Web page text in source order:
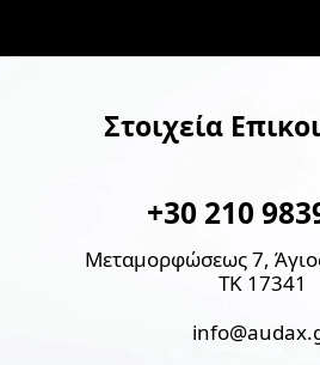
Στοιχεία
+30 210
Μεταμορφώσεως 7,
ΤΚ 17341